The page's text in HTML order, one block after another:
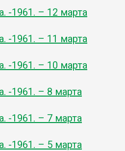
-1961. – 12 марта
-1961. – 11 марта
-1961. – 10 марта
-1961. – 8 марта
-1961. – 7 марта
-1961. – 5 марта